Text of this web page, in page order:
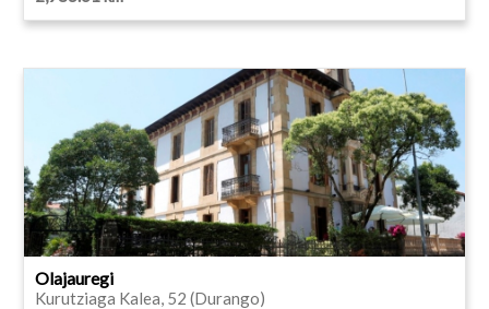
Olajauregi
Kurutziaga Kalea, 52 (Durango)